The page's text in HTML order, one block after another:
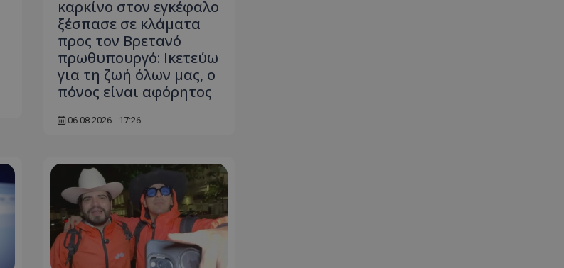
καρκίνο στον εγκέφαλο
ξέσπασε σε κλάματα
προς τον Βρετανό
πρωθυπουργό: Ικετεύω
για τη ζωή όλων μας, ο
πόνος είναι αφόρητος
06.08.2026 - 17:26